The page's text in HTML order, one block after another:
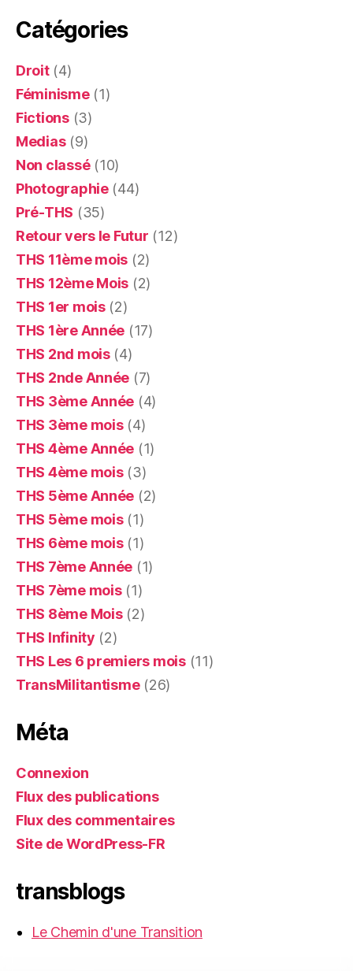
Catégories
Droit(4)
Féminisme(1)
Fictions(3)
Medias(9)
Non classé(10)
Photographie(44)
Pré-THS (35)
Retour vers le Futur (12)
THS 11ème mois (2)
THS 12ème Mois (2)
THS 1er mois(2)
THS 1ère Année (17)
THS 2nd mois(4)
THS 2nde Année (7)
THS 3ème Année (4)
THS 3ème mois(4)
THS 4ème Année (1)
THS 4ème mois(3)
THS 5ème Année (2)
THS 5ème mois(1)
THS 6ème mois(1)
THS 7ème Année (1)
THS 7ème mois(1)
THS 8ème Mois(2)
THS Infinity (2)
THS Les 6 premiers mois(11)
TransMilitantisme(26)
Méta
Connexion
Flux des publications
Flux des commentaires
Site de WordPress-FR
transblogs
Le Chemin d'une Transition